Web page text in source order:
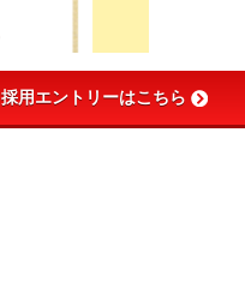
採用エントリーはこちら